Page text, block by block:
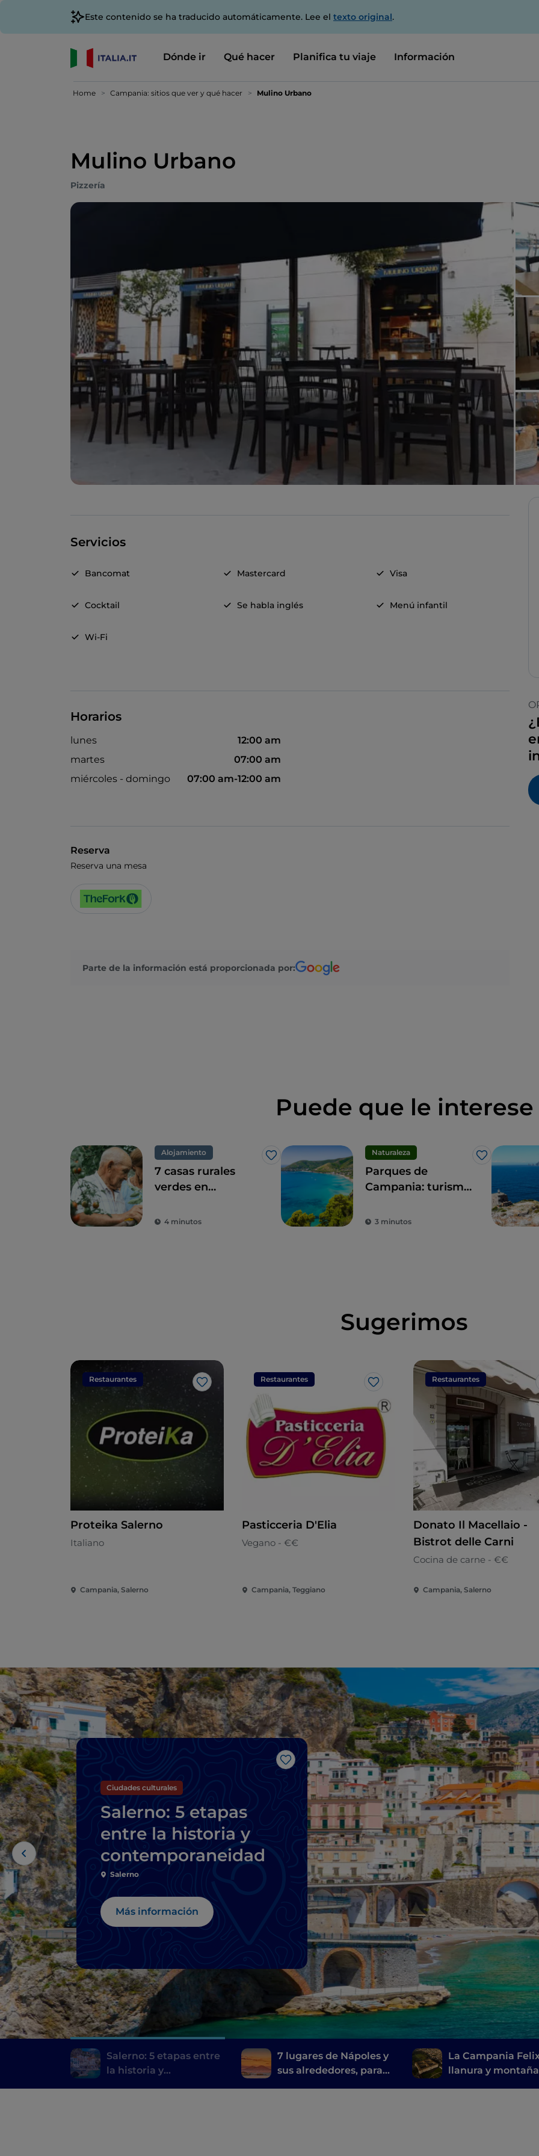
Este contenido se ha traducido automáticamente. Lee el texto original.
Dónde ir Qué hacer Planifica tu viaje Información
Home Campania: sitios que ver y qué hacer Mulino Urbano
Mulino Urbano
Pizzería
Servicios
Bancomat Mastercard Visa
Cocktail Se habla inglés Menú infantil
Wi-Fi
Horarios
lunes
12:00 am
martes
07:00 am
miércoles - domingo
07:00 am-12:00 am
Reserva
Reserva una mesa
Parte de la información está proporcionada por:
Puede que le interese
Alojamiento
Me gusta
7 casas rurales
verdes en
combinación
4 minutos
Naturaleza
Me gusta
Parques de
Campania: turismo
zonas protegidas
3 minutos
Sugerimos
Restaurantes
Me gusta
Proteika Salerno
Italiano
Campania, Salerno
Restaurantes
Me gusta
Pasticceria D'Elia
Vegano - €€
Campania, Teggiano
Restaurantes
Donato Il Macellaio -
Bistrot delle Carni
Cocina de carne - €€
Campania, Salerno
Me gusta
Ciudades culturales
Salerno: 5 etapas
entre la historia y
contemporaneidad
Salerno
Más información
Salerno: 5 etapas entre
la historia y
7 lugares de Nápoles y
sus alrededores, para
La Campania
llanura y montaña